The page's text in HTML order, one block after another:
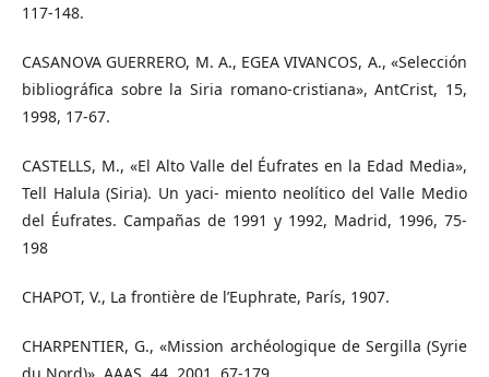
117-148.
CASANOVA GUERRERO, M. A., EGEA VIVANCOS, A., «Selección
bibliográﬁca sobre la Siria romano-cristiana», AntCrist, 15,
1998, 17-67.
CASTELLS, M., «El Alto Valle del Éufrates en la Edad Media»,
Tell Halula (Siria). Un yaci- miento neolítico del Valle Medio
del Éufrates. Campañas de 1991 y 1992, Madrid, 1996, 75-
198
CHAPOT, V., La frontière de l’Euphrate, París, 1907.
CHARPENTIER, G., «Mission archéologique de Sergilla (Syrie